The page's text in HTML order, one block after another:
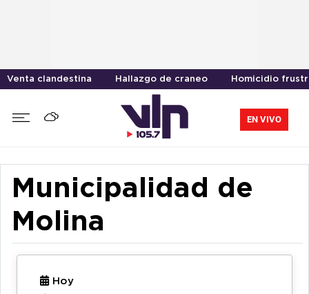
Venta clandestina Hallazgo de craneo Homicidio
EN VIVO
Municipalidad de
Molina
Hoy